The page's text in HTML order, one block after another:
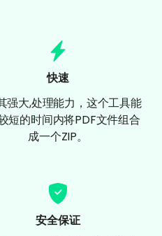
快速
强大,处理能力，这个工具能
短的时间内将PDF文件组合
成一个ZIP。
安全保证